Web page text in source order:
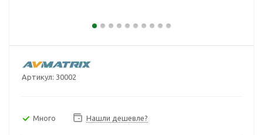
Артикул: 30002
Много Нашли дешевле?